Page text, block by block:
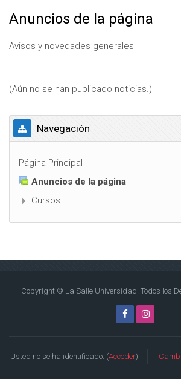
Anuncios de la página
Avisos y novedades generales
(Aún no se han publicado noticias.)
Navegación
Página Principal
Anuncios de la página
Cursos
Copyright © La Salle Universidad. Todos los
Usted no se ha identificado. (Acceder)